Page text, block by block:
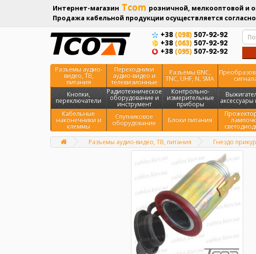
Интернет-магазин Tcom розничной, мелкооптовой и
Продажа кабельной продукции осуществляется
+38 (098) 507-92-92
+38 (063) 507-92-92
+38 (095) 507-92-92
Разъемы аудио-
видео, ТВ,
питания
Переходники
аудио-видео и
телевизионные
Разъёмы BNC,
TNC, UHF, N, SMA
Кнопки,
переключатели
Радиотехническое
оборудование и
инструмент
Контрольно-
измерительные
приборы аксессуары
Кабельные
наконечники и
клеммы
Спутниковое
оборудование Блоки питания
Главная
Разъемы аудио-видео, ТВ, питания Гнездо